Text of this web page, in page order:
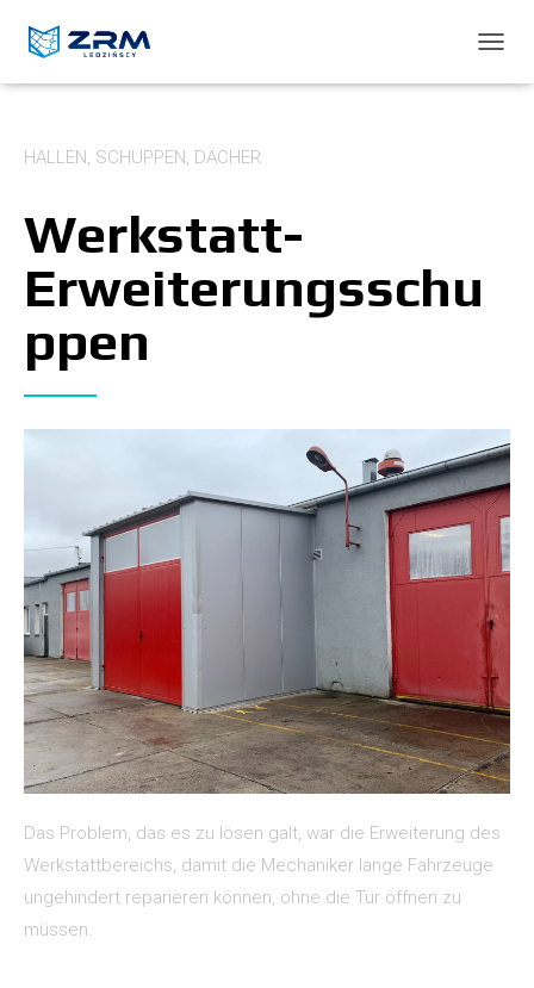
HALLEN, SCHUPPEN, DÄCHER
Werkstatt-
Erweiterungsschu
ppen
Das Problem, das es zu lösen galt, war die Erweiterung des
Werkstattbereichs, damit die Mechaniker lange Fahrzeuge
ungehindert reparieren können, ohne die Tür öffnen zu
müssen.